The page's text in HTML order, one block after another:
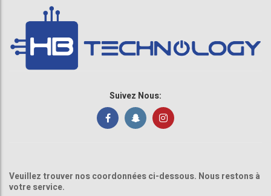
Suivez Nous:
Veuillez trouver nos coordonnées ci-dessous. Nous restons à
votre service.